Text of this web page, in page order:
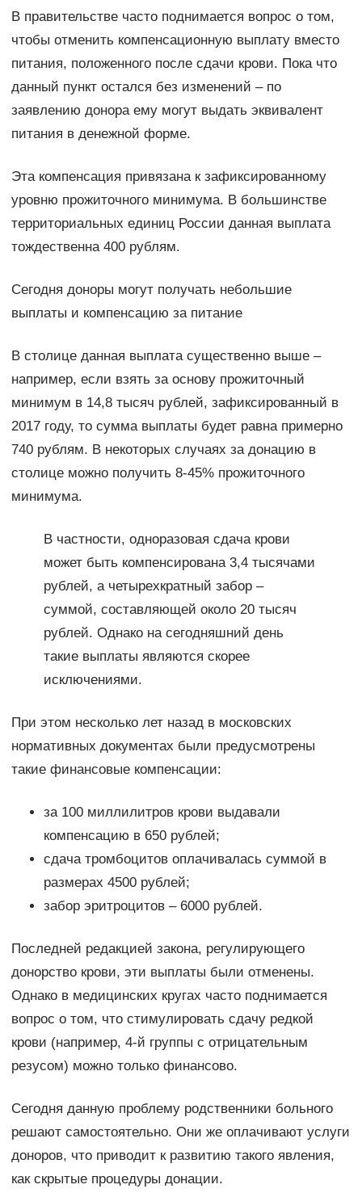
В правительстве часто поднимается вопрос о том,
чтобы отменить компенсационную выплату вместо
питания, положенного после сдачи крови. Пока что
данный пункт остался без изменений – по
заявлению донора ему могут выдать эквивалент
питания в денежной форме.
Эта компенсация привязана к зафиксированному
уровню прожиточного минимума. В большинстве
территориальных единиц России данная выплата
тождественна 400 рублям.
Сегодня доноры могут получать небольшие
выплаты и компенсацию за питание
В столице данная выплата существенно выше –
например, если взять за основу прожиточный
минимум в 14,8 тысяч рублей, зафиксированный в
2017 году, то сумма выплаты будет равна примерно
740 рублям. В некоторых случаях за донацию в
столице можно получить 8-45% прожиточного
минимума.
В частности, одноразовая сдача крови
может быть компенсирована 3,4 тысячами
рублей, а четырехкратный забор –
суммой, составляющей около 20 тысяч
рублей. Однако на сегодняшний день
такие выплаты являются скорее
исключениями.
При этом несколько лет назад в московских
нормативных документах были предусмотрены
такие финансовые компенсации:
за 100 миллилитров крови выдавали
компенсацию в 650 рублей;
сдача тромбоцитов оплачивалась суммой в
размерах 4500 рублей;
забор эритроцитов – 6000 рублей.
Последней редакцией закона, регулирующего
донорство крови, эти выплаты были отменены.
Однако в медицинских кругах часто поднимается
вопрос о том, что стимулировать сдачу редкой
крови (например, 4-й группы с отрицательным
резусом) можно только финансово.
Сегодня данную проблему родственники больного
решают самостоятельно. Они же оплачивают услуги
доноров, что приводит к развитию такого явления,
как скрытые процедуры донации.